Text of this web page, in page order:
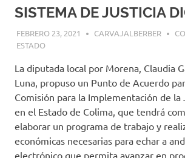
SISTEMA DE JUSTICIA
FEBRERO 23, 2021 CARVAJALBERBER
ESTADO
La diputada local por Morena, Claudia
Luna, propuso un Punto de Acuerdo
Comisión para la Implementación de la
en el Estado de Colima, que tendrá
elaborar un programa de trabajo y
económicas necesarias para echar a
electrónico que permita avanzar en